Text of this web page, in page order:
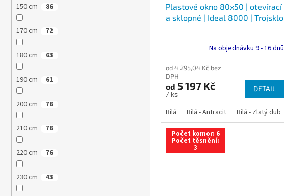
150 cm 86
170 cm 72
180 cm 63
190 cm 61
200 cm 76
210 cm 76
220 cm 76
230 cm 43
Plastové okno 80x50 | otevírací
a sklopné | Ideal 8000 | Trojsklo
Na objednávku 9 - 16 dnů
od 4 295,04 Kč bez
DPH
od 5 197 Kč
/ ks
DETAIL
Bílá Bílá - Antracit Bílá - Zlatý dub
Počet komor: 6
Počet těsnění:
3